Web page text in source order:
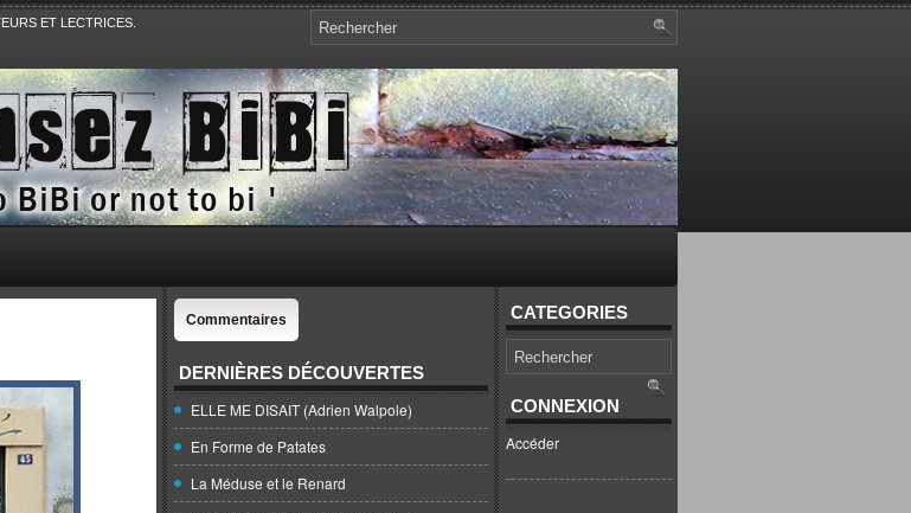
ET LECTRICES.
Avec Revue de presse et de blogs.
Commentaires
DERNIÈRES DÉCOUVERTES
ELLE ME DISAIT (Adrien Walpole)
En Forme de Patates
La Méduse et le Renard
CATEGORIES
CONNEXION
Accéder